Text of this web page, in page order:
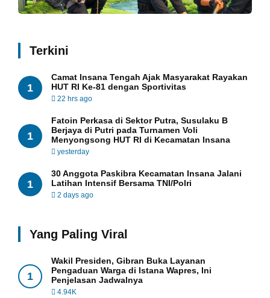
Terkini
1
Camat Insana Tengah Ajak Masyarakat Rayakan
HUT RI Ke-81 dengan Sportivitas
22 hrs ago
1
Fatoin Perkasa di Sektor Putra, Susulaku B
Berjaya di Putri pada Turnamen Voli
Menyongsong HUT RI di Kecamatan Insana
yesterday
1
30 Anggota Paskibra Kecamatan Insana Jalani
Latihan Intensif Bersama TNI/Polri
2 days ago
Yang Paling Viral
1
Wakil Presiden, Gibran Buka Layanan
Pengaduan Warga di Istana Wapres, Ini
Penjelasan Jadwalnya
4.94K